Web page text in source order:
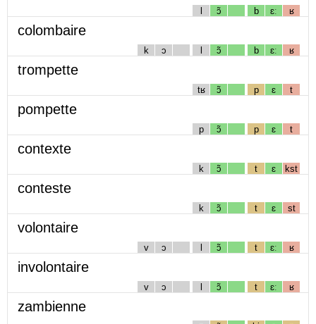
l ɔ̃ b ɛː ʁ
colombaire
k ɔ l ɔ̃ b ɛː ʁ
trompette
tʁ ɔ̃ p ɛ t
pompette
p ɔ̃ p ɛ t
contexte
k ɔ̃ t ɛ kst
conteste
k ɔ̃ t ɛ st
volontaire
v ɔ l ɔ̃ t ɛː ʁ
involontaire
v ɔ l ɔ̃ t ɛː ʁ
zambienne